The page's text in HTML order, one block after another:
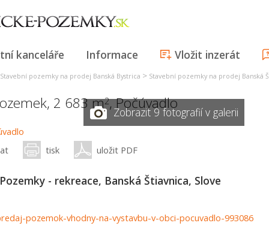
kanceláře Informace Vložit inzerát
Stavební pozemky na prodej Banská Bystrica > Stavební pozemky na prodej Banská
2 683 m2,Počúvadlo
Zobrazit 9 fotografií v galerii
tisk uložit PDF
- rekreace, Banská Štiavnica, Slove
pozemok-vhodny-na-vystavbu-v-obci-pocuvadlo-993086